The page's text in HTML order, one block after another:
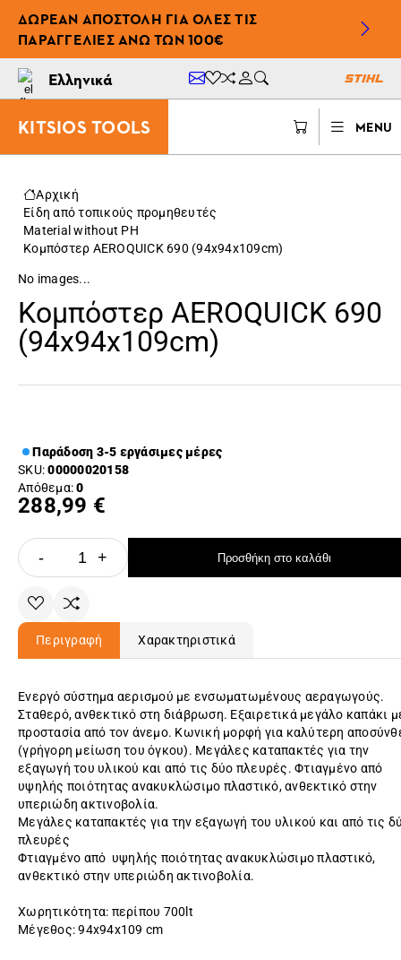
ΔΩΡΕΆΝ ΑΠΟΣΤΟΛΉ ΓΙΑ ΌΛΕΣ ΤΙΣ
ΠΑΡΑΓΓΕΛΊΕΣ ΆΝΩ ΤΩΝ 100€
Ελληνικά
KITSIOS TOOLS MENU
Αρχική
Είδη από τοπικούς προμηθευτές
Material without PH
Κομπόστερ AEROQUICK 690 (94x94x109cm)
No images...
Κομπόστερ AEROQUICK 690
(94x94x109cm)
Παράδοση 3-5 εργάσιμες μέρες
SKU:00000020158
Απόθεμα:0
288,99 €
- + Προσθήκη στο καλάθι
Περιγραφή Χαρακτηριστικά
Ενεργό σύστημα αερισμού με ενσωματωμένους αεραγωγούς.
Σταθερό, ανθεκτικό στη διάβρωση. Εξαιρετικά μεγάλο καπάκι
προστασία από τον άνεμο. Κωνική μορφή για καλύτερη
(γρήγορη μείωση του όγκου). Μεγάλες καταπακτές για την
εξαγωγή του υλικού και από τις δύο πλευρές. Φτιαγμένο από
υψηλής ποιότητας ανακυκλώσιμο πλαστικό, ανθεκτικό στην
υπεριώδη ακτινοβολία.
Μεγάλες καταπακτές για την εξαγωγή του υλικού και από τις
πλευρές
Φτιαγμένο από υψηλής ποιότητας ανακυκλώσιμο πλαστικό,
ανθεκτικό στην υπεριώδη ακτινοβολία.
Χωρητικότητα: περίπου 700lt
Μέγεθος: 94x94x109 cm